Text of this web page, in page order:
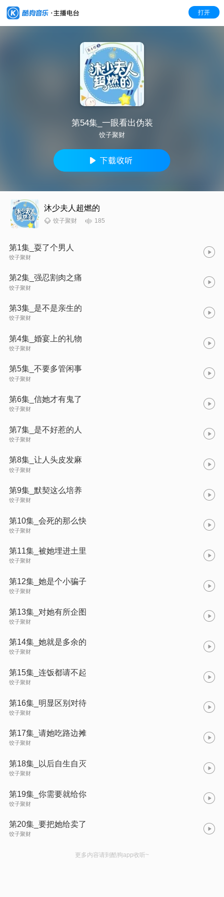
打开
第54集_一眼看出伪装
饺子聚财
沐少夫人超燃的
饺子聚财 185
第1集_耍了个男人
饺子聚财
第2集_强忍割肉之痛
饺子聚财
第3集_是不是亲生的
饺子聚财
第4集_婚宴上的礼物
饺子聚财
第5集_不要多管闲事
饺子聚财
第6集_信她才有鬼了
饺子聚财
第7集_是不好惹的人
饺子聚财
第8集_让人头皮发麻
饺子聚财
第9集_默契这么培养
饺子聚财
第10集_会死的那么快
饺子聚财
第11集_被她埋进土里
饺子聚财
第12集_她是个小骗子
饺子聚财
第13集_对她有所企图
饺子聚财
第14集_她就是多余的
饺子聚财
第15集_连饭都请不起
饺子聚财
第16集_明显区别对待
饺子聚财
第17集_请她吃路边摊
饺子聚财
第18集_以后自生自灭
饺子聚财
第19集_你需要就给你
饺子聚财
第20集_要把她给卖了
饺子聚财
更多内容请到酷狗app收听~